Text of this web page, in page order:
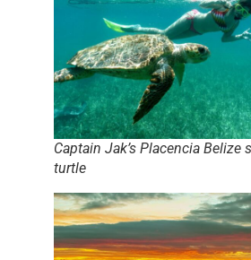
Captain Jak’s Placencia Belize
turtle